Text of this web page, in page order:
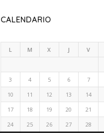
CALENDARIO
L M X J V
3
4 5 6 7
10
11 12 13 14
17
18 19 20 21
24
25 26 27 28